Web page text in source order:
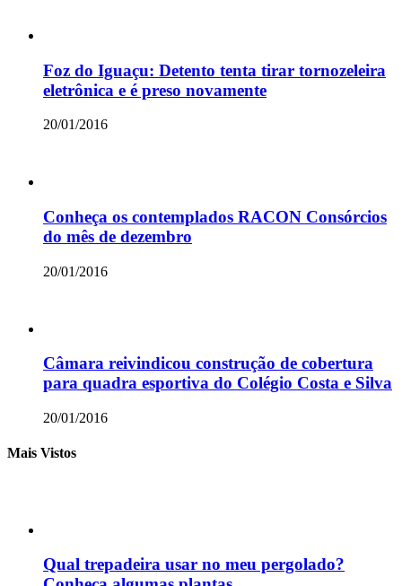
Foz do Iguaçu: Detento tenta tirar tornozeleira
eletrônica e é preso novamente
20/01/2016
Conheça os contemplados RACON Consórcios
do mês de dezembro
20/01/2016
Câmara reivindicou construção de cobertura
para quadra esportiva do Colégio Costa e Silva
20/01/2016
Mais Vistos
Qual trepadeira usar no meu pergolado?